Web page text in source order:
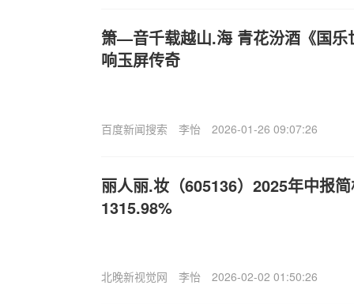
箫—音千载越山.海 青花汾酒《国乐
响玉屏传奇
百度新闻搜索 李怡 2026-01-26 09:07:26
丽人丽.妆（605136）2025年中报
1315.98%
北晚新视觉网 李怡 2026-02-02 01:50:26